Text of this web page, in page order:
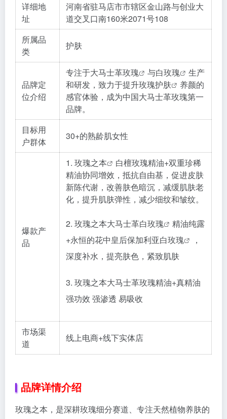
详细地
址
河南省驻马店市市辖区金山路与创业大
道交叉口南160米2071号108
所属品
类
护肤
品牌定
位介绍
专注于大马士革玫瑰 与白玫瑰
生产
和研发，致力于提升玫瑰护肤
养颜的
感官体验，成为中国大马士革玫瑰第一
品牌。
目标用
户群体
30+的熟龄肌女性
爆款产
品
1. 玫瑰之本
白檀玫瑰精油+双重珍稀
精油协同增效，抵抗自由基，促进皮肤
新陈代谢，改善肤色暗沉，减缓肌肤老
化，提升肌肤弹性，减少细纹和皱纹。
2. 玫瑰之本大马士革白玫瑰
精油纯露
+永恒的花中皇后保加利亚白玫瑰
，
深度补水，提亮肤色，紧致肌肤
3. 玫瑰之本大马士革玫瑰精油+真精油
强功效 强渗透 易吸收
市场渠
道
线上电商+线下实体店
品牌详情介绍
玫瑰之本，是深耕玫瑰细分赛道、专注天然植物养肤的